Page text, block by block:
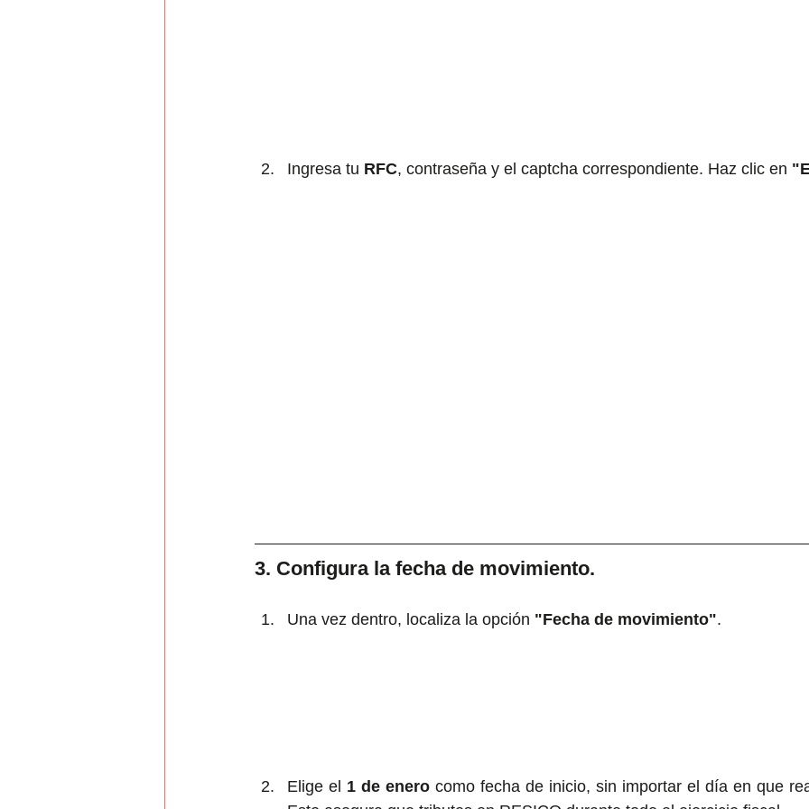
Ingresa tu RFC, contraseña y el captcha correspondiente. Haz clic en
3. Configura la fecha de movimiento.
Una vez dentro, localiza la opción "Fecha de movimiento".
Elige el 1 de enero como fecha de inicio, sin importar el día en que